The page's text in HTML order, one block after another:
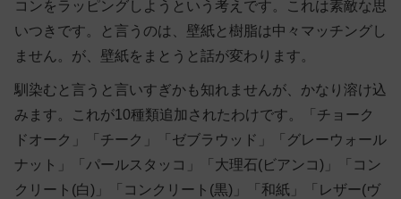
コンをラッピングしようという考えです。これは素敵な思
いつきです。と言うのは、壁紙と樹脂は中々マッチングし
ません。が、壁紙をまとうと話が変わります。
馴染むと言うと言いすぎかも知れませんが、かなり溶け込
みます。これが10種類追加されたわけです。「チョーク
ドオーク」「チーク」「ゼブラウッド」「グレーウォール
ナット」「パールスタッコ」「大理石(ビアンコ)」「コン
クリート(白)」「コンクリート(黒)」「和紙」「レザー(ヴ